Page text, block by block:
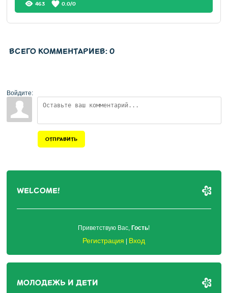
463 0.0/0
ВСЕГО КОММЕНТАРИЕВ:0
Войдите:
ОТПРАВИТЬ
WELCOME!
Приветствую Вас, Гость!
Регистрация Вход
МОЛОДЕЖЬ И ДЕТИ